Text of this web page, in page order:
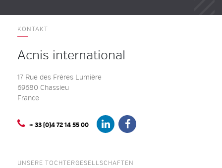
KONTAKT
Acnis international
17 Rue des Frères Lumière
69680 Chassieu
France
+ 33 (0)4 72 14 55 00
UNSERE TOCHTERGESELLSCHAFTEN